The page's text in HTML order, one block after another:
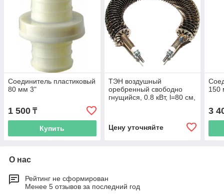
Соединитель пластиковый
80 мм 3"
1 500 ₸
Купить
ТЭН воздушный
оребренный свободно
гнущийся, 0.8 кВт, l=80 см,
Цену уточняйте
150
3
О нас
Рейтинг не сформирован
Менее 5 отзывов за последний год